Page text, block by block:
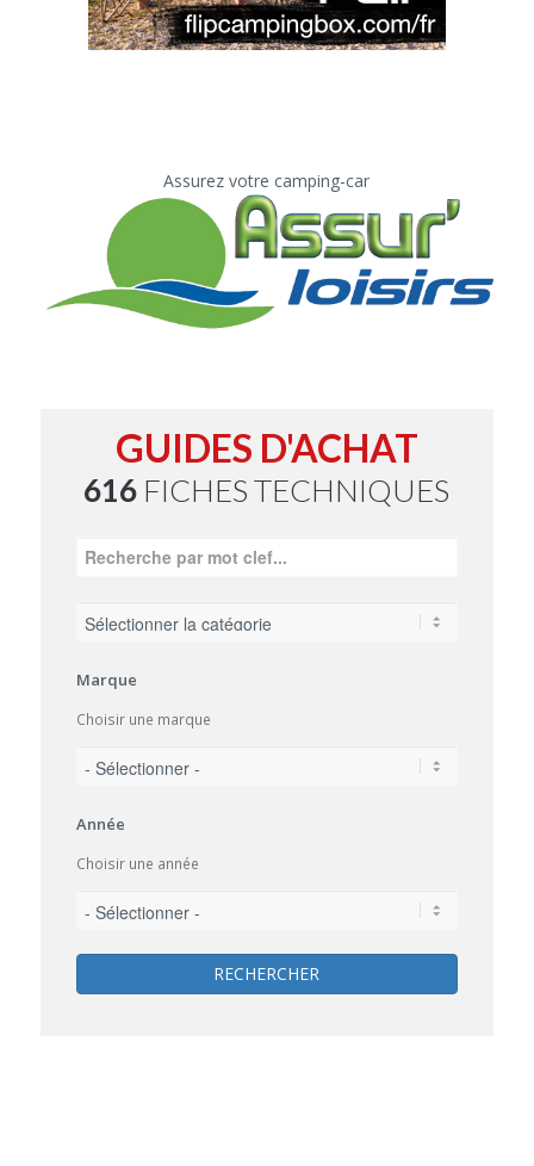
Assurez votre camping-car
GUIDES D'ACHAT
616 FICHES TECHNIQUES
Marque
Choisir une marque
Année
Choisir une année
RECHERCHER